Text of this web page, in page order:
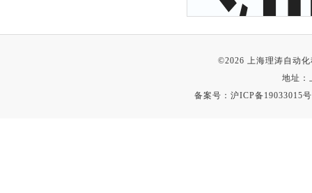
©2026 上海理涛自动
地址：
备案号： 沪ICP备19033015